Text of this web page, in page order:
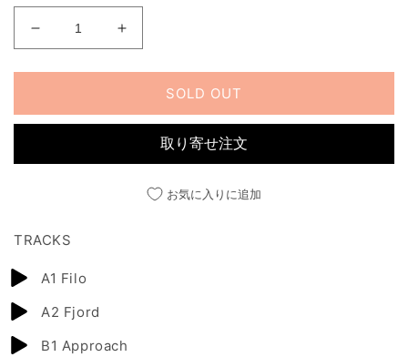
格
SUNSTARTER
EP
の
量
減
SUNSTARTER
EP
の
量
増
SOLD OUT
取り寄せ注文
お気に入りに追加
TRACKS
A1 Filo
A2 Fjord
B1 Approach